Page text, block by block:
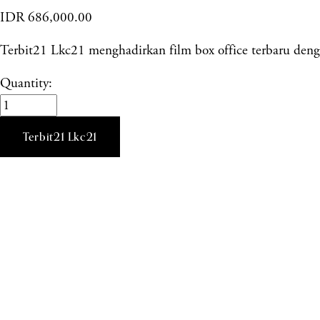
IDR 686,000.00
Terbit21 Lkc21 menghadirkan film box office terbaru
Quantity:
Terbit21 Lkc21